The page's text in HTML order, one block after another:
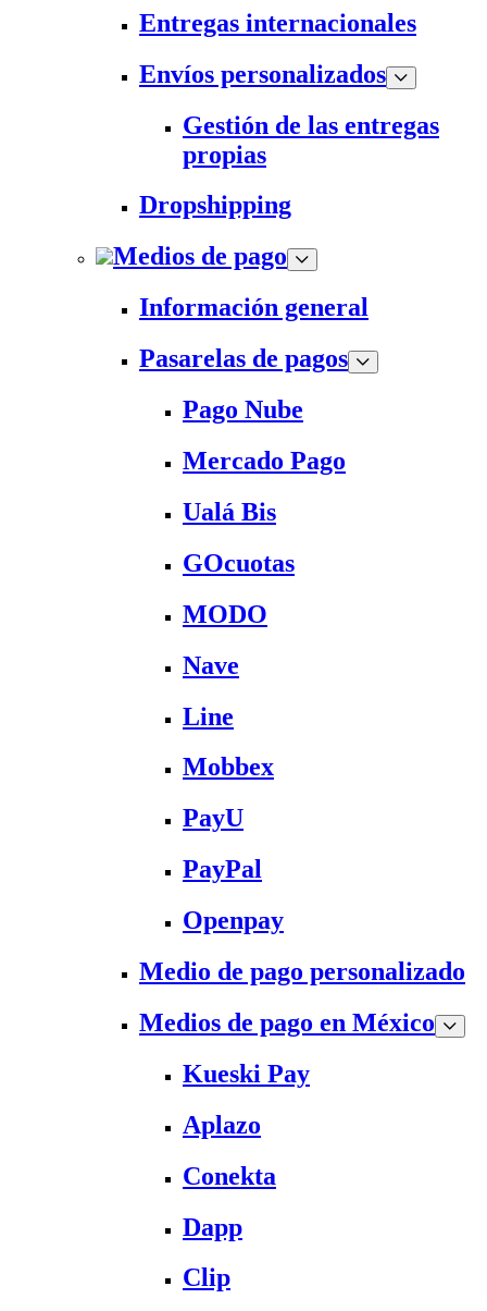
Entregas internacionales
Envíos personalizados
Gestión de las entregas
propias
Dropshipping
Medios de pago
Información general
Pasarelas de pagos
Pago Nube
Mercado Pago
Ualá Bis
GOcuotas
MODO
Nave
Line
Mobbex
PayU
PayPal
Openpay
Medio de pago personalizado
Medios de pago en México
Kueski Pay
Aplazo
Conekta
Dapp
Clip